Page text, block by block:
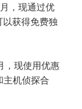
，现通过优
获得免费独
，现使用优惠
主机侦探合